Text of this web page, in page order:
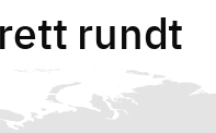
rundt